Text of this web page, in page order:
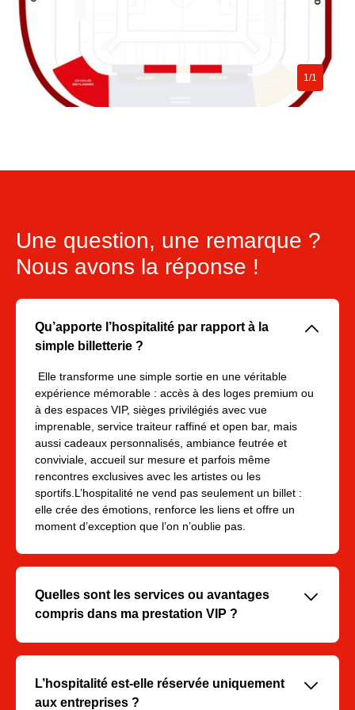
1/1
Une question, une remarque ?
Nous avons la réponse !
Qu’apporte l’hospitalité par rapport à la
simple billetterie ?
􀆈
Elle transforme une simple sortie en une véritable
expérience mémorable : accès à des loges premium ou
à des espaces VIP, sièges privilégiés avec vue
imprenable, service traiteur raffiné et open bar, mais
aussi cadeaux personnalisés, ambiance feutrée et
conviviale, accueil sur mesure et parfois même
rencontres exclusives avec les artistes ou les
sportifs.L’hospitalité ne vend pas seulement un billet :
elle crée des émotions, renforce les liens et offre un
moment d’exception que l’on n’oublie pas.
Quelles sont les services ou avantages
compris dans ma prestation VIP ?
􀆈
Les offres VIP incluent généralement :
- Accueil sur mesure avec accompagnement
L’hospitalité est-elle réservée uniquement
aux entreprises ?
􀆈